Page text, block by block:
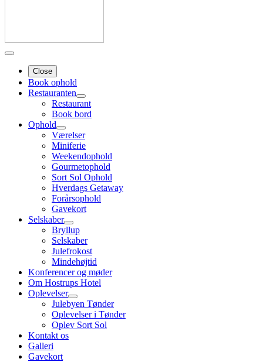
Close
Book ophold
Restauranten
Restaurant
Book bord
Ophold
Værelser
Miniferie
Weekendophold
Gourmetophold
Sort Sol Ophold
Hverdags Getaway
Forårsophold
Gavekort
Selskaber
Bryllup
Selskaber
Julefrokost
Mindehøjtid
Konferencer og møder
Om Hostrups Hotel
Oplevelser
Julebyen Tønder
Oplevelser i Tønder
Oplev Sort Sol
Kontakt os
Galleri
Gavekort